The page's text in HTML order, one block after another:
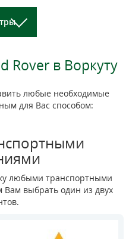
Rover в Воркуту
любые необходимые
для Вас способом:
любыми транспортными
выбрать один из двух